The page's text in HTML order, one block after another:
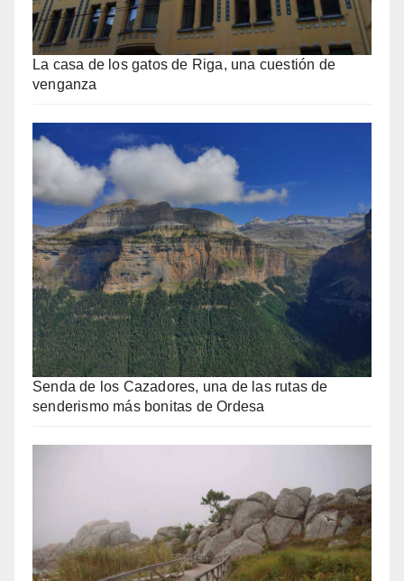
La casa de los gatos de Riga, una cuestión de
venganza
Senda de los Cazadores, una de las rutas de
senderismo más bonitas de Ordesa